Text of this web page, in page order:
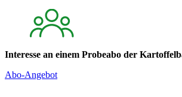
Interesse an einem Probeabo der
Abo-Angebot